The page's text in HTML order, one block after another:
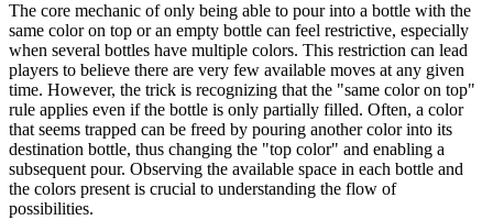
The core mechanic of only being able to pour into a bottle with the
same color on top or an empty bottle can feel restrictive, especially
when several bottles have multiple colors. This restriction can lead
players to believe there are very few available moves at any given
time. However, the trick is recognizing that the "same color on top"
rule applies even if the bottle is only partially filled. Often, a color
that seems trapped can be freed by pouring another color into its
destination bottle, thus changing the "top color" and enabling a
subsequent pour. Observing the available space in each bottle and
the colors present is crucial to understanding the flow of
possibilities.